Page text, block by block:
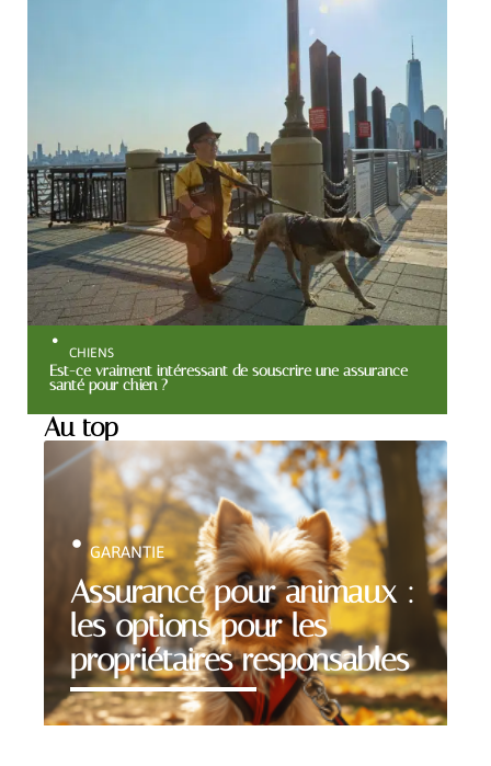
CHIENS
Est-ce vraiment intéressant de souscrire une assurance
santé pour chien ?
Au top
Assurance pour animaux :
les options pour les
propriétaires responsables
GARANTIE